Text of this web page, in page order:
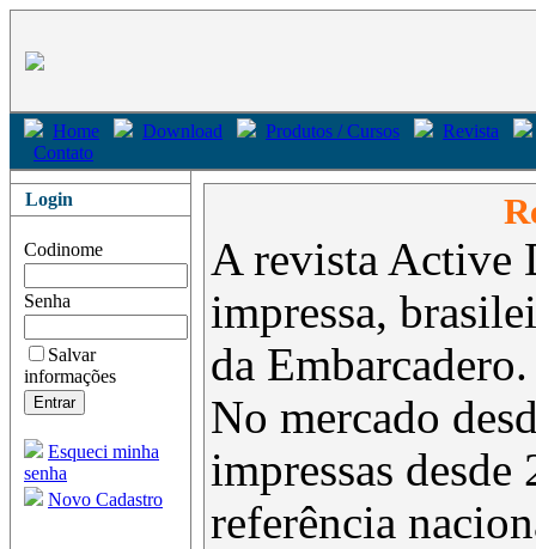
Home Download Produtos / Cursos
Revista
Contato
Login
Codinome
Senha
Salvar
informações
Esqueci minha
senha
Novo Cadastro
A revista Active
impressa,
da Embarcadero.
No mercado
impressas
referência